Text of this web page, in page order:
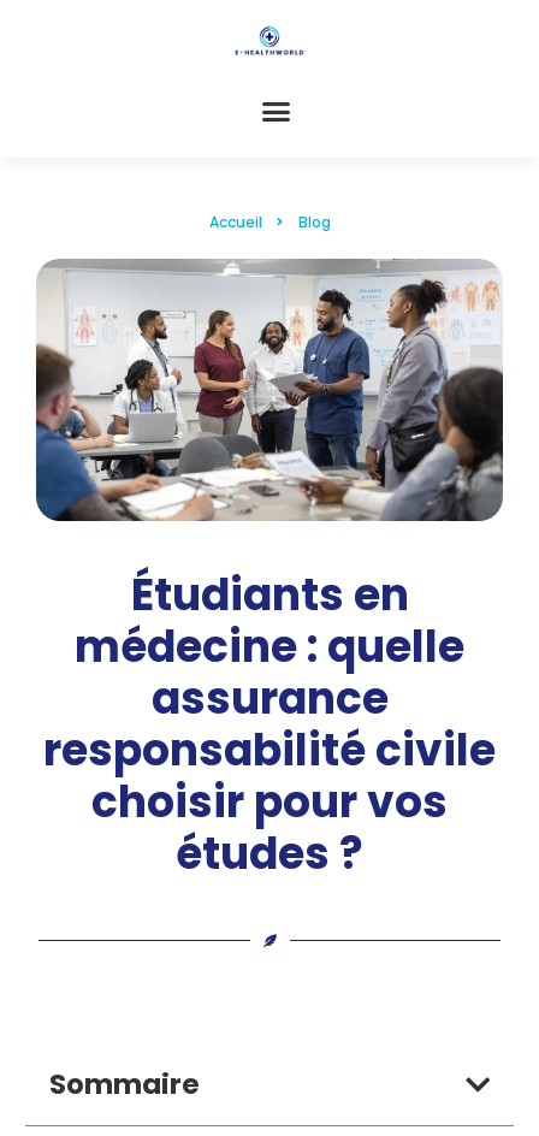
Accueil Blog
Étudiants en
médecine : quelle
assurance
responsabilité civile
choisir pour vos
études ?
Sommaire